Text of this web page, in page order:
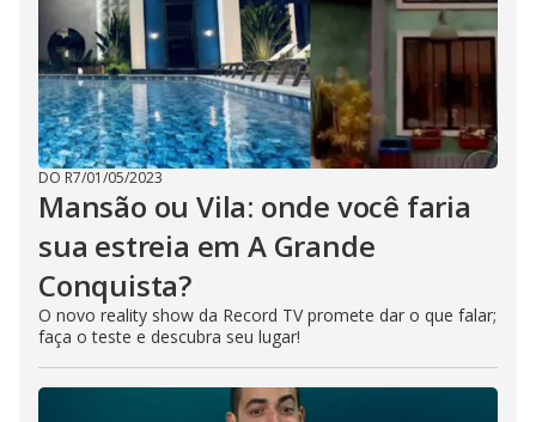
DO R7/01/05/2023
Mansão ou Vila: onde você faria
sua estreia em A Grande
Conquista?
O novo reality show da Record TV promete dar o que falar;
faça o teste e descubra seu lugar!